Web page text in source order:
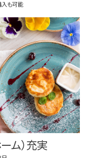
入も可能
ム）充実